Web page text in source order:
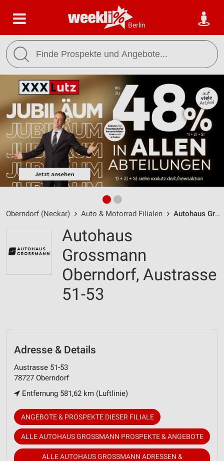
Berlin
Oberndorf (Neckar) Auto & Motorrad Filialen Autohaus Grossmann Oberndorf / Austrasse 51-53 - Öffnungszeiten & Adresse
Autohaus
Grossmann
Oberndorf, Austrasse
51-53
Adresse & Details
Austrasse 51-53
78727 Oberndorf
Entfernung 581,62 km (Luftlinie)
ANGEBOTE & PROSPEKTE DIESER FILIALE
ALLE AUTOHAUS GROSSMANN PROSPEKTE & ANGEBOTE
ALLE AUTOHAUS GROSSMANN ADRESSEN &